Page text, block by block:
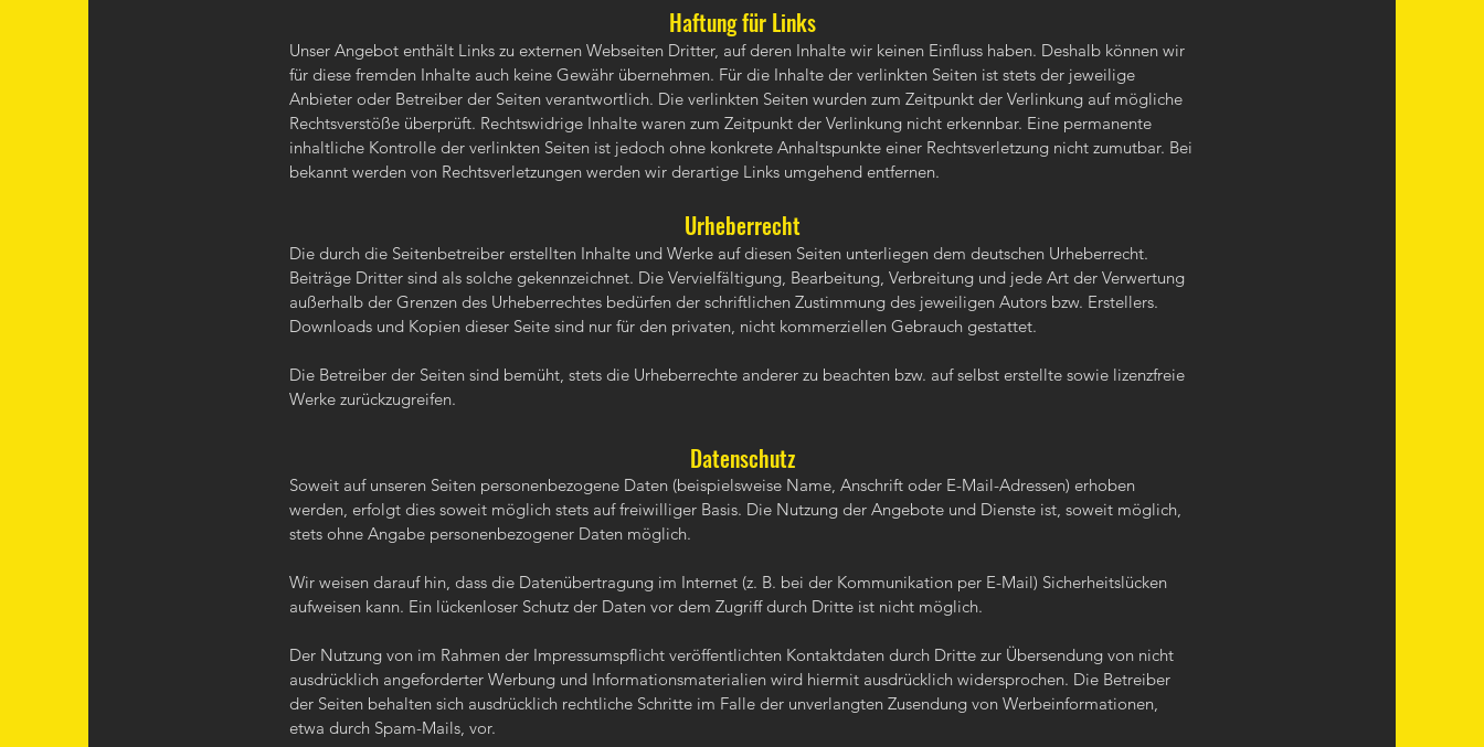
Haftung für Links
Unser Angebot enthält Links zu externen Webseiten Dritter, auf deren Inhalte wir keinen Einfluss haben. Deshalb können wir
für diese fremden Inhalte auch keine Gewähr übernehmen. Für die Inhalte der verlinkten Seiten ist stets der jeweilige
Anbieter oder Betreiber der Seiten verantwortlich. Die verlinkten Seiten wurden zum Zeitpunkt der Verlinkung auf mögliche
Rechtsverstöße überprüft. Rechtswidrige Inhalte waren zum Zeitpunkt der Verlinkung nicht erkennbar. Eine permanente
inhaltliche Kontrolle der verlinkten Seiten ist jedoch ohne konkrete Anhaltspunkte einer Rechtsverletzung nicht zumutbar. Bei
bekannt werden von Rechtsverletzungen werden wir derartige Links umgehend entfernen.
Urheberrecht
Die durch die Seitenbetreiber erstellten Inhalte und Werke auf diesen Seiten unterliegen dem deutschen Urheberrecht.
Beiträge Dritter sind als solche gekennzeichnet. Die Vervielfältigung, Bearbeitung, Verbreitung und jede Art der Verwertung
außerhalb der Grenzen des Urheberrechtes bedürfen der schriftlichen Zustimmung des jeweiligen Autors bzw. Erstellers.
Downloads und Kopien dieser Seite sind nur für den privaten, nicht kommerziellen Gebrauch gestattet.
Die Betreiber der Seiten sind bemüht, stets die Urheberrechte anderer zu beachten bzw. auf selbst erstellte sowie lizenzfreie
Werke zurückzugreifen.
​Datenschutz
Soweit auf unseren Seiten personenbezogene Daten (beispielsweise Name, Anschrift oder E-Mail-Adressen) erhoben
werden, erfolgt dies soweit möglich stets auf freiwilliger Basis. Die Nutzung der Angebote und Dienste ist, soweit möglich,
stets ohne Angabe personenbezogener Daten möglich.
Wir weisen darauf hin, dass die Datenübertragung im Internet (z. B. bei der Kommunikation per E-Mail) Sicherheitslücken
aufweisen kann. Ein lückenloser Schutz der Daten vor dem Zugriff durch Dritte ist nicht möglich.
Der Nutzung von im Rahmen der Impressumspflicht veröffentlichten Kontaktdaten durch Dritte zur Übersendung von nicht
ausdrücklich angeforderter Werbung und Informationsmaterialien wird hiermit ausdrücklich widersprochen. Die Betreiber
der Seiten behalten sich ausdrücklich rechtliche Schritte im Falle der unverlangten Zusendung von Werbeinformationen,
etwa durch Spam-Mails, vor.